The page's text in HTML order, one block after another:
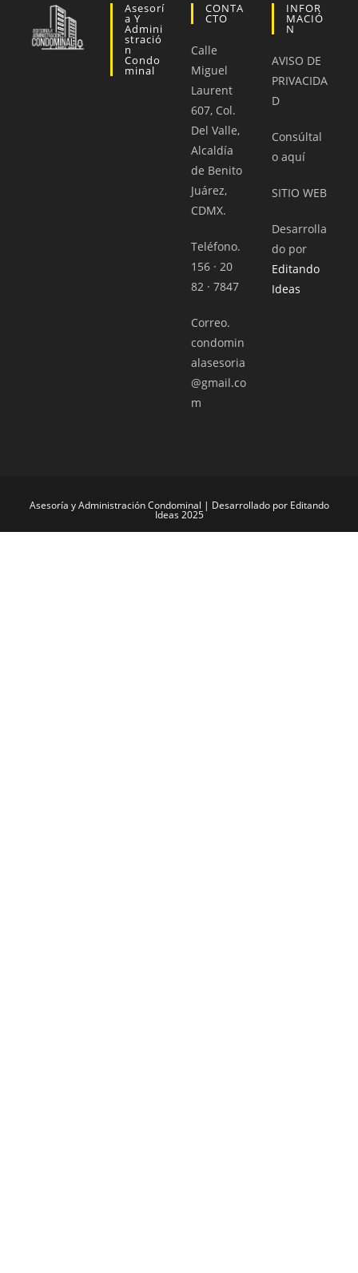
Asesorí
A Y
Admini
Stració
N
Condo
Minal
CONTA
CTO
Calle
Miguel
Laurent
607, Col.
Del Valle,
Alcaldía
de Benito
Juárez,
CDMX.
Teléfono.
156 · 20
82 · 7847
Correo.
condomin
alasesoria
@gmail.co
m
INFOR
MACIÓ
N
AVISO DE
PRIVACIDA
D
Consúltal
o aquí
SITIO WEB
Desarrolla
do por
Editando
Ideas
Asesoría y Administración Condominal | Desarrollado por Editando
Ideas 2025